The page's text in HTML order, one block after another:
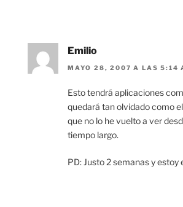
Emilio
MAYO 28, 2007 A LAS 5:14
Esto tendrá aplicaciones
quedará tan olvidado como
que no lo he vuelto a ver
tiempo largo.
PD: Justo 2 semanas y estoy